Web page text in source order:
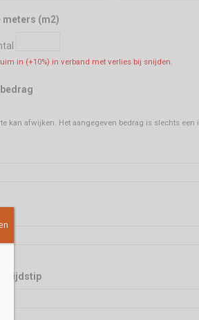
meters (m2)Aantal
in (+10%) in verband met verlies bij snijden.
kan afwijken. Het aangegeven bedrag is slechts een
tijdstip